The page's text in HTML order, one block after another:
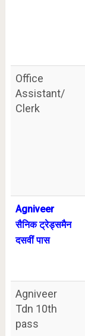
Office
Assistant/
Clerk
Agniveer
सैनिक ट्रेड्समैन
दसवीं पास
Agniveer
Tdn 10th
pass